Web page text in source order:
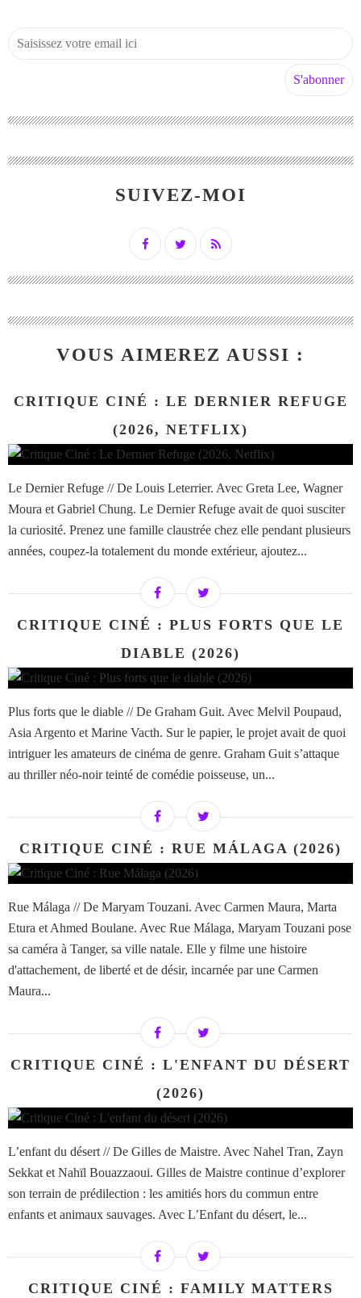
SUIVEZ-MOI
VOUS AIMEREZ AUSSI :
CRITIQUE CINÉ : LE DERNIER REFUGE
(2026, NETFLIX)
Le Dernier Refuge // De Louis Leterrier. Avec Greta Lee, Wagner
Moura et Gabriel Chung. Le Dernier Refuge avait de quoi susciter
la curiosité. Prenez une famille claustrée chez elle pendant plusieurs
années, coupez-la totalement du monde extérieur, ajoutez...
CRITIQUE CINÉ : PLUS FORTS QUE LE
DIABLE (2026)
Plus forts que le diable // De Graham Guit. Avec Melvil Poupaud,
Asia Argento et Marine Vacth. Sur le papier, le projet avait de quoi
intriguer les amateurs de cinéma de genre. Graham Guit s’attaque
au thriller néo-noir teinté de comédie poisseuse, un...
CRITIQUE CINÉ : RUE MÁLAGA (2026)
Rue Málaga // De Maryam Touzani. Avec Carmen Maura, Marta
Etura et Ahmed Boulane. Avec Rue Málaga, Maryam Touzani pose
sa caméra à Tanger, sa ville natale. Elle y filme une histoire
d'attachement, de liberté et de désir, incarnée par une Carmen
Maura...
CRITIQUE CINÉ : L'ENFANT DU DÉSERT
(2026)
L’enfant du désert // De Gilles de Maistre. Avec Nahel Tran, Zayn
Sekkat et Nahïl Bouazzaoui. Gilles de Maistre continue d’explorer
son terrain de prédilection : les amitiés hors du commun entre
enfants et animaux sauvages. Avec L’Enfant du désert, le...
CRITIQUE CINÉ : FAMILY MATTERS